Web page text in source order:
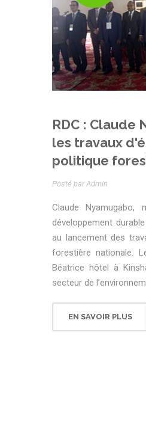
RDC : Claude
les travaux
politique
Posté par Admin
Claude Nyamugabo,
développement
au lancement des
forestière nationale.
Béatrice hôtel à
secteur de
EN SAVOIR PLUS